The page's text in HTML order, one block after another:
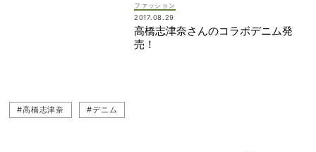
ファッション
2017.08.29
高橋志津奈さんのコラボデニム発
売！
#高橋志津奈 #デニム